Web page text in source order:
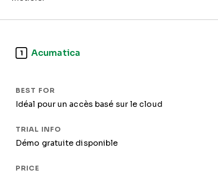
1 Acumatica
Idéal pour un accès basé sur le cloud
Démo gratuite disponible